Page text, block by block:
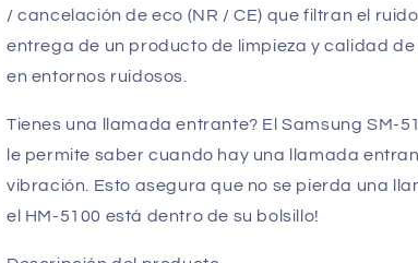
/ cancelación de eco (NR / CE) que filtran el
entrega de un producto de limpieza y calidad
en entornos ruidosos.
Tienes una llamada entrante? El Samsung SM-
le permite saber cuando hay una llamada
vibración. Esto asegura que no se pierda una
el HM-5100 está dentro de su bolsillo!